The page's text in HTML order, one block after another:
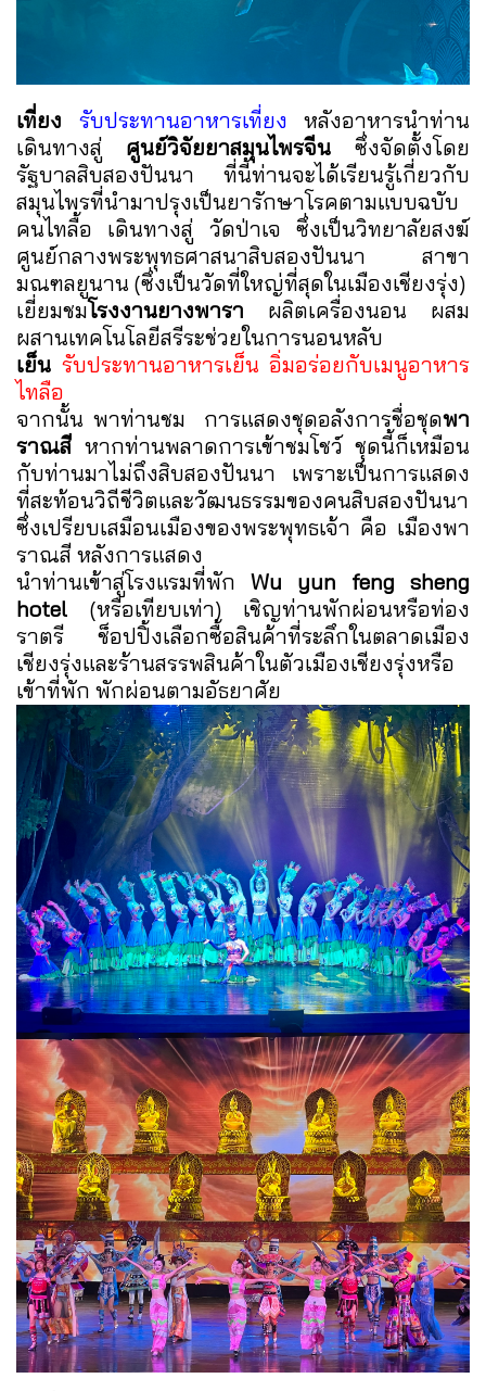
เที่ยง รับประทานอาหารเที่ยง หลังอาหารนำท่าน
เดินทางสู่ ศูนย์วิจัยยาสมุนไพรจีน ซึ่งจัดตั้งโดย
รัฐบาลสิบสองปันนา ที่นี้ท่านจะได้เรียนรู้เกี่ยวกับ
สมุนไพรที่นำมาปรุงเป็นยารักษาโรคตามแบบฉบับ
คนไทลื้อ เดินทางสู่ วัดป่าเจ ซึ่งเป็นวิทยาลัยสงฆ์
ศูนย์กลางพระพุทธศาสนาสิบสองปันนา สาขา
มณฑลยูนาน (ซึ่งเป็นวัดที่ใหญ่ที่สุดในเมืองเชียงรุ่ง)
เยี่ยมชมโรงงานยางพารา ผลิตเครื่องนอน ผสม
ผสานเทคโนโลยีสรีระช่วยในการนอนหลับ
เย็น รับประทานอาหารเย็น อิ่มอร่อยกับเมนูอาหาร
ไทลือ
จากนั้น พาท่านชม การแสดงชุดอลังการชื่อชุดพา
ราณสี หากท่านพลาดการเข้าชมโชว์ ชุดนี้ก็เหมือน
กับท่านมาไม่ถึงสิบสองปันนา เพราะเป็นการแสดง
ที่สะท้อนวิถีชีวิตและวัฒนธรรมของคนสิบสองปันนา
ซึ่งเปรียบเสมือนเมืองของพระพุทธเจ้า คือ เมืองพา
ราณสี หลังการแสดง
นำท่านเข้าสู่โรงแรมที่พัก Wu yun feng sheng
hotel (หรือเทียบเท่า) เชิญท่านพักผ่อนหรือท่อง
ราตรี ช็อปปิ้งเลือกซื้อสินค้าที่ระลึกในตลาดเมือง
เชียงรุ่งและร้านสรรพสินค้าในตัวเมืองเชียงรุ่งหรือ
เข้าที่พัก พักผ่อนตามอัธยาศัย